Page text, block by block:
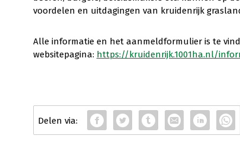
voordelen en uitdagingen van kruidenrijk
Alle informatie en het aanmeldformulier is te
websitepagina: https://kruidenrijk.1001ha.nl/